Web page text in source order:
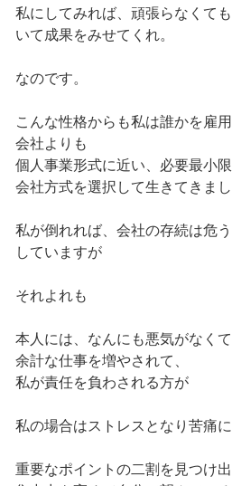
私にしてみれば、頑張らなくて
いて成果をみせてくれ。
なのです。
こんな性格からも私は誰かを雇
会社よりも
個人事業形式に近い、必要最小
会社方式を選択して生きてきまし
私が倒れれば、会社の存続は危
していますが
それよれも
本人には、なんにも悪気がなくて
余計な仕事を増やされて、
私が責任を負わされる方が
私の場合はストレスとなり苦痛に
重要なポイントの二割を見つけ出